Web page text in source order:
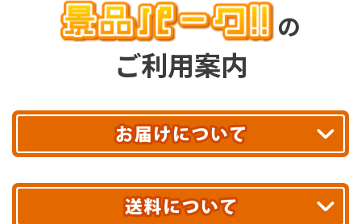
の
ご利用案内
最短翌日お届け!